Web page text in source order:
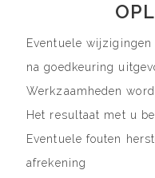
Eventuele
na goedkeuring
Werkzaamheden
Het resultaat met u
Eventuele fouten
afrekening